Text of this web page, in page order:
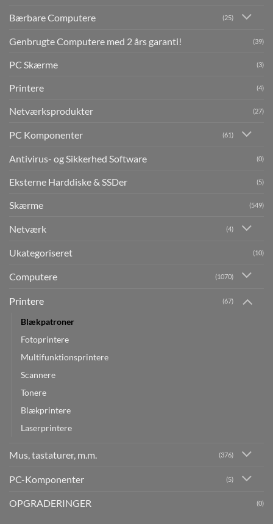
Bærbare Computere (25)
Genbrugte Computere med 2 års garanti! (39)
PC Skærme (3)
Printere (4)
Netværksprodukter (27)
PC Komponenter (61)
Antivirus- og Sikkerhed Software (0)
Eksterne Harddiske & SSDer (5)
Skærme (549)
Netværk (4)
Ukategoriseret (10)
Computere (1070)
Printere (67)
Blækpatroner
Fotoprintere
Multifunktionsprintere
Scannere
Tonere
Blækprintere
Laserprintere
Mus, tastaturer, m.m. (376)
PC-Komponenter (5)
OPGRADERINGER (0)